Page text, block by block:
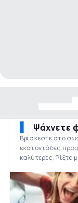
Ψάχνετε
Βρίσκεστε στο
εκατοντάδες
καλύτερες. Ρίξτε